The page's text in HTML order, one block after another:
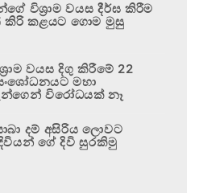
විශ්‍රාම වයස දීර්ඝ කිරීම
කිරි කළයට ගොම මුසු
වයස දිගු කිරීමේ 22
මහා
විරෝධයක් නෑ
දම් අසිරිය ලොවට
ගේ දිවි සුරකිමු